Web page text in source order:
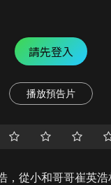
請先登入
播放預告片
，從小和哥哥崔英浩